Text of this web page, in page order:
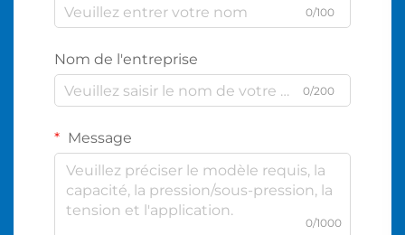
0/100
Nom de l'entreprise
0/200
Message
0/1000